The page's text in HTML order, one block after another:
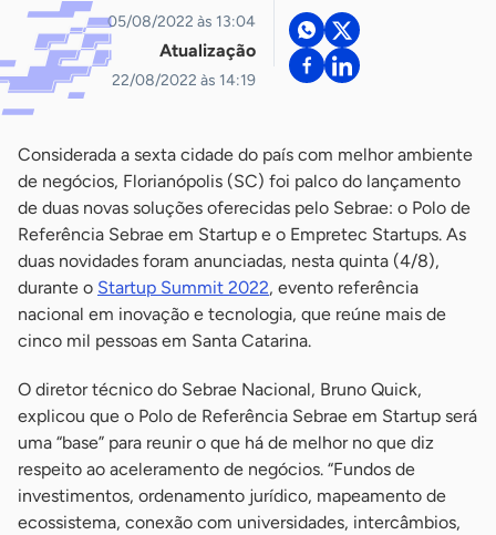
05/08/2022 às 13:04
Atualização
22/08/2022 às 14:19
Considerada a sexta cidade do país com melhor ambiente
de negócios, Florianópolis (SC) foi palco do lançamento
de duas novas soluções oferecidas pelo Sebrae: o Polo de
Referência Sebrae em Startup e o Empretec Startups. As
duas novidades foram anunciadas, nesta quinta (4/8),
durante o Startup Summit 2022, evento referência
nacional em inovação e tecnologia, que reúne mais de
cinco mil pessoas em Santa Catarina.
O diretor técnico do Sebrae Nacional, Bruno Quick,
explicou que o Polo de Referência Sebrae em Startup será
uma “base” para reunir o que há de melhor no que diz
respeito ao aceleramento de negócios. “Fundos de
investimentos, ordenamento jurídico, mapeamento de
ecossistema, conexão com universidades, intercâmbios,